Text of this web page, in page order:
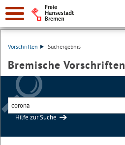
Vorschriften Suchergebnis
Bremische Vorschriften
Hilfe zur Suche